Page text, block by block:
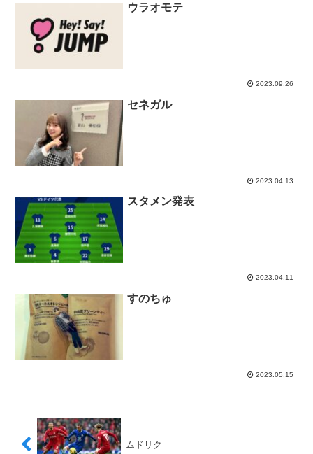
ウラオモテ
2023.09.26
セネガル
2023.04.13
スタメン発表
2023.04.11
すのちゅ
2023.05.15
ムドリク